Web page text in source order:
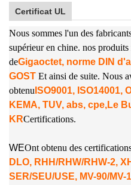
Certificat UL
Nous sommes l'un des
supérieur en chine. nos
deGigaoctet, norme DIN
GOST Et ainsi de suite. Nous
obtenu ISO9001, ISO14001,
KEMA, TUV, abs, cpe,Le
KRCertifications.
WEOnt obtenu des
DLO, RHH/RHW/RHW-2,
SER/SEU/USE, MV-90/